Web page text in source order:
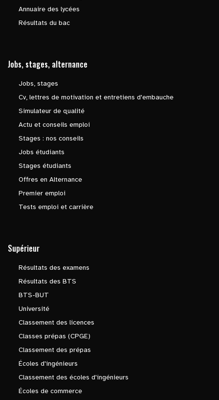
Annuaire des lycées
Résultats du bac
Jobs, stages, alternance
Jobs, stages
Cv, lettres de motivation et entretiens d'embauche
Simulateur de qualité
Actu et conseils emploi
Stages : nos conseils
Jobs étudiants
Stages étudiants
Offres en Alternance
Premier emploi
Tests emploi et carrière
Supérieur
Résultats des examens
Résultats des BTS
BTS-BUT
Université
Classement des licences
Classes prépas (CPGE)
Classement des prépas
Écoles d'ingénieurs
Classement des écoles d'ingénieurs
Écoles de commerce